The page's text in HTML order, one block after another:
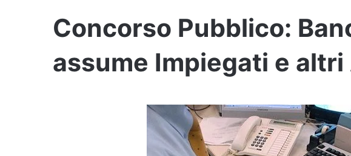
Concorso Pubblico:
assume Impiegati e